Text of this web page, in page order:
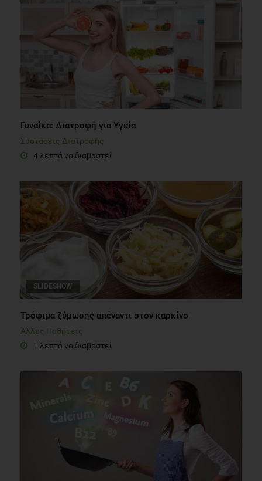
Γυναίκα: Διατροφή για Υγεία
Συστάσεις Διατροφής
4 λεπτά να διαβαστεί
SLIDESHOW
Τρόφιμα ζύμωσης απέναντι στον καρκίνο
Άλλες Παθήσεις
1 λεπτό να διαβαστεί